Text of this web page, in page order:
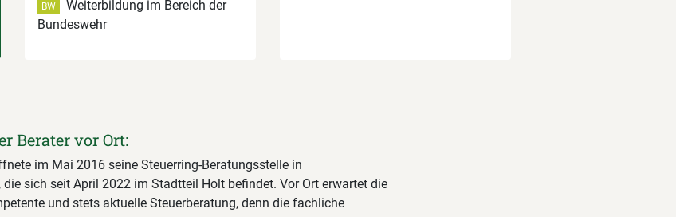
BW
Weiterbildung im Bereich der
Bundeswehr
Berater vor Ort:
im Mai 2016 seine Steuerring-Beratungsstelle in
sich seit April 2022 im Stadtteil Holt befindet. Vor Ort erwartet die
und stets aktuelle Steuerberatung, denn die fachliche